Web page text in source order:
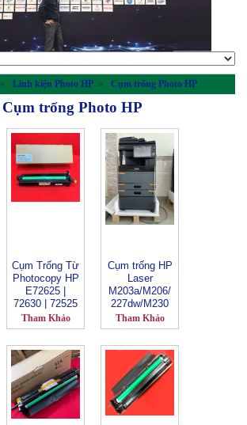
» Linh kiện Photo HP » Cụm trống Photo HP
Cụm trống Photo HP
Cụm Trống Từ
Photocopy HP
E72625 |
72630 | 72525
| E72530z |
E72535 |
M72430_W900
6MC_DRUM
UNIT
Tham Khảo
Cụm trống HP
Laser
M203a/M206/
227dw/M230
Canon LBP
160 Series,
LBP 162dw,
MF269DW (Có
chíp) CF232A
TOPJET
Tham Khảo